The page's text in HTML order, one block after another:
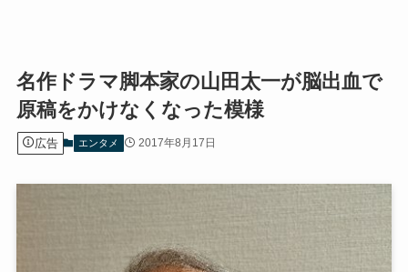
名作ドラマ脚本家の山田太一が脳出血で
原稿をかけなくなった模様
広告 エンタメ 2017年8月17日